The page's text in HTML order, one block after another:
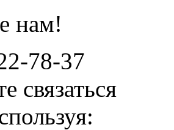
нам!
78-37
связаться